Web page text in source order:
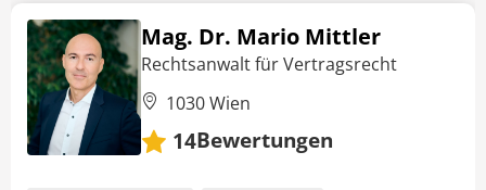
Mag. Dr. Mario Mittler
Rechtsanwalt für Vertragsrecht
1030 Wien
14Bewertungen